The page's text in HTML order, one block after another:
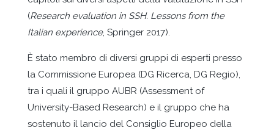
(Research evaluation in SSH. Lessons from the
Italian experience, Springer 2017).
È stato membro di diversi gruppi di esperti presso
la Commissione Europea (DG Ricerca, DG Regio),
tra i quali il gruppo AUBR (Assessment of
University-Based Research) e il gruppo che ha
sostenuto il lancio del Consiglio Europeo della